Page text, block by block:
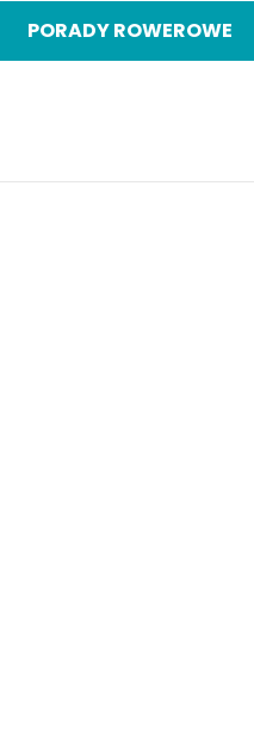
PORADY ROWEROWE